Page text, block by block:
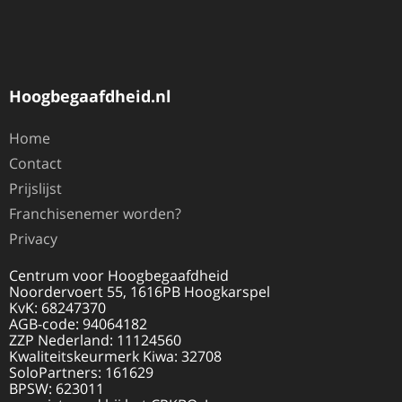
Hoogbegaafdheid.nl
Home
Contact
Prijslijst
Franchisenemer worden?
Privacy
Centrum voor Hoogbegaafdheid
Noordervoert 55, 1616PB Hoogkarspel
KvK: 68247370
AGB-code: 94064182
ZZP Nederland: 11124560
Kwaliteitskeurmerk Kiwa: 32708
SoloPartners: 161629
BPSW: 623011